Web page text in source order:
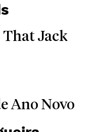
That Jack
Ano Novo